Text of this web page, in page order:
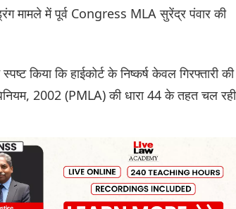
मामले में पूर्व Congress MLA सुरेंद्र पंवार की
किया कि हाईकोर्ट के निष्कर्ष केवल गिरफ्तारी की
2002 (PMLA) की धारा 44 के तहत चल रही